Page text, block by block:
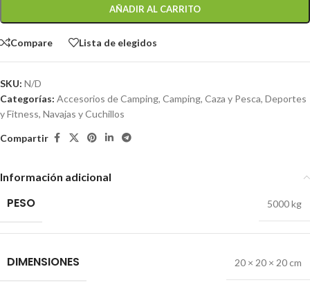
AÑADIR AL CARRITO
Compare Lista de elegidos
SKU: N/D
Categorías: Accesorios de Camping, Camping, Caza y Pesca, Deportes
y Fitness, Navajas y Cuchillos
Compartir
Información adicional
PESO 5000 kg
DIMENSIONES 20 × 20 × 20 cm